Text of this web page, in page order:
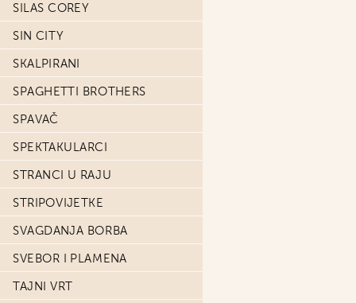
SILAS COREY
SIN CITY
SKALPIRANI
SPAGHETTI BROTHERS
SPAVAČ
SPEKTAKULARCI
STRANCI U RAJU
STRIPOVIJETKE
SVAGDANJA BORBA
SVEBOR I PLAMENA
TAJNI VRT